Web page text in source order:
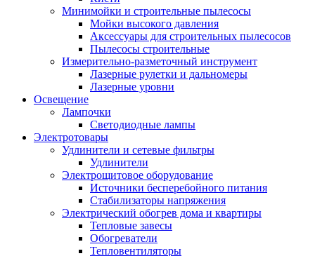
Минимойки и строительные пылесосы
Мойки высокого давления
Аксессуары для строительных пылесосов
Пылесосы строительные
Измерительно-разметочный инструмент
Лазерные рулетки и дальномеры
Лазерные уровни
Освещение
Лампочки
Светодиодные лампы
Электротовары
Удлинители и сетевые фильтры
Удлинители
Электрощитовое оборудование
Источники бесперебойного питания
Стабилизаторы напряжения
Электрический обогрев дома и квартиры
Тепловые завесы
Обогреватели
Тепловентиляторы